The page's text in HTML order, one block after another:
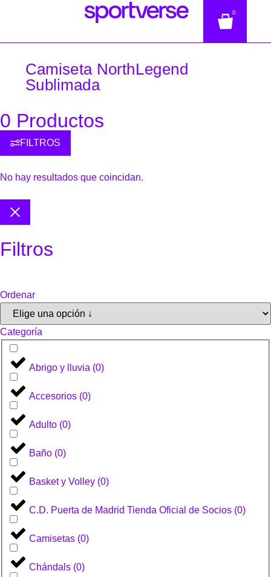
0
Camiseta NorthLegend
Sublimada
0 Productos
FILTROS
No hay resultados que coincidan.
Filtros
Ordenar
Categoría
Abrigo y lluvia (0)
Accesorios (0)
Adulto (0)
Baño (0)
Basket y Volley (0)
C.D. Puerta de Madrid Tienda Oficial de Socios (0)
Camisetas (0)
Chándals (0)